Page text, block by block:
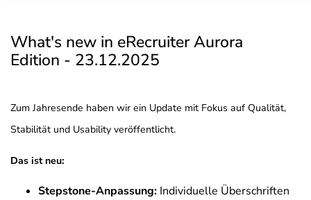
What's new in eRecruiter Aurora
Edition - 23.12.2025
Zum Jahresende haben wir ein Update mit Fokus auf Qualität,
Stabilität und Usability veröffentlicht.
Das ist neu:
Stepstone-Anpassung: Individuelle Überschriften